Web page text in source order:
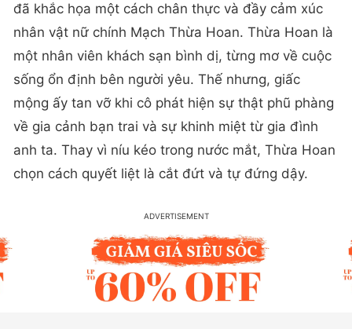
đã khắc họa một cách chân thực và đầy cảm xúc
nhân vật nữ chính Mạch Thừa Hoan. Thừa Hoan là
một nhân viên khách sạn bình dị, từng mơ về cuộc
sống ổn định bên người yêu. Thế nhưng, giấc
mộng ấy tan vỡ khi cô phát hiện sự thật phũ phàng
về gia cảnh bạn trai và sự khinh miệt từ gia đình
anh ta. Thay vì níu kéo trong nước mắt, Thừa Hoan
chọn cách quyết liệt là cắt đứt và tự đứng dậy.